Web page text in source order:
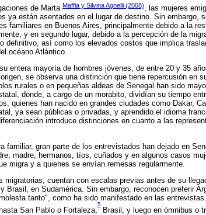
de Marta Maffia y Silvina Agnelli (2008), las mujeres
ya están asentados en el lugar de destino. Sin embargo,
familiares en Buenos Aires, principalmente debido a la
y en segundo lugar, debido a la percepción de la
definitivo, así como los elevados costos que implica
océano Atlántico.
entera mayoría de hombres jóvenes, de entre 20 y 35
se observa una distinción que tiene repercusión en
rurales o en pequeñas aldeas de Senegal han sido
donde, a cargo de un morabito, dividían su tiempo
quienes han nacido en grandes ciudades como Dakar,
ya sean públicas o privadas, y aprendido el idioma
introduce distinciones en cuanto a las
familiar, gran parte de los entrevistados han dejado en
madre, hermanos, tíos, cuñados y en algunos casos
migra y a quienes se envían remesas regularmente.
migratorias, cuentan con escalas previas antes de su
Brasil, en Sudamérica. Sin embargo, reconocen preferir
tanto", como ha sido manifestado en las
San Pablo o Fortaleza,
5
Brasil, y luego en ómnibus o